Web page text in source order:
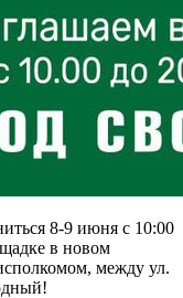
8-9 июня с 10:00
в новом
между ул.